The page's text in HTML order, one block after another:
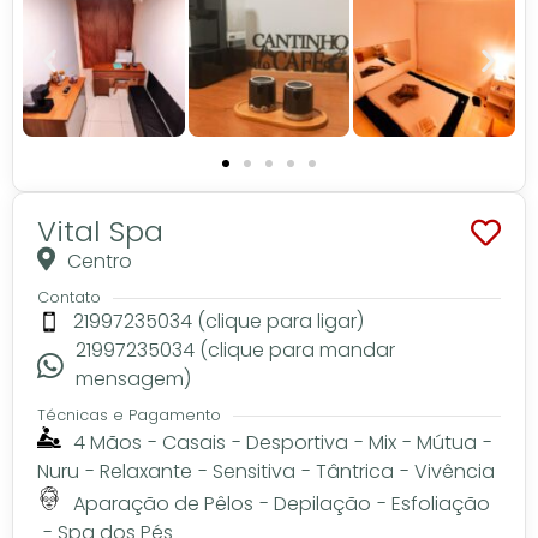
Vital Spa
Centro
Contato
21997235034 (clique para ligar)
21997235034 (clique para mandar
mensagem)
Técnicas e Pagamento
4 Mãos - Casais - Desportiva - Mix - Mútua -
Nuru - Relaxante - Sensitiva - Tântrica - Vivência
Aparação de Pêlos - Depilação - Esfoliação